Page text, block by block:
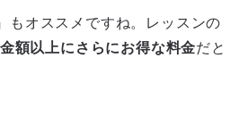
もオススメですね。レッスンの
金額以上にさらにお得な料金だと